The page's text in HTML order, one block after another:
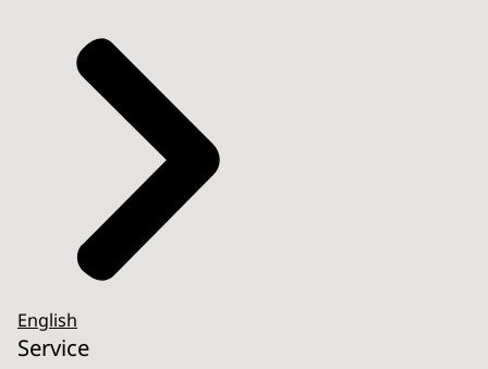
English
Service